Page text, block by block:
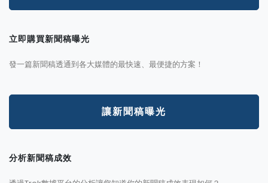
立即購買新聞稿曝光
發一篇新聞稿透通到各大媒體的最快速、最便捷的方案！
讓新聞稿曝光
分析新聞稿成效